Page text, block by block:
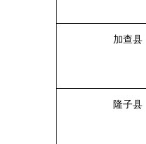
加查县
隆子县